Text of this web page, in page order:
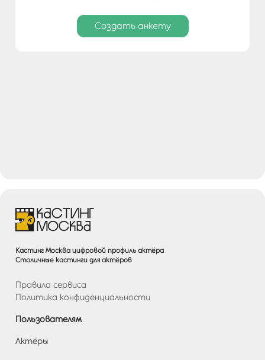
Создать анкету
Кастинг Москва цифровой профиль актёра
Столичные кастинги для актёров
Правила сервиса
Политика конфиденциальности
Пользователям
Актёры